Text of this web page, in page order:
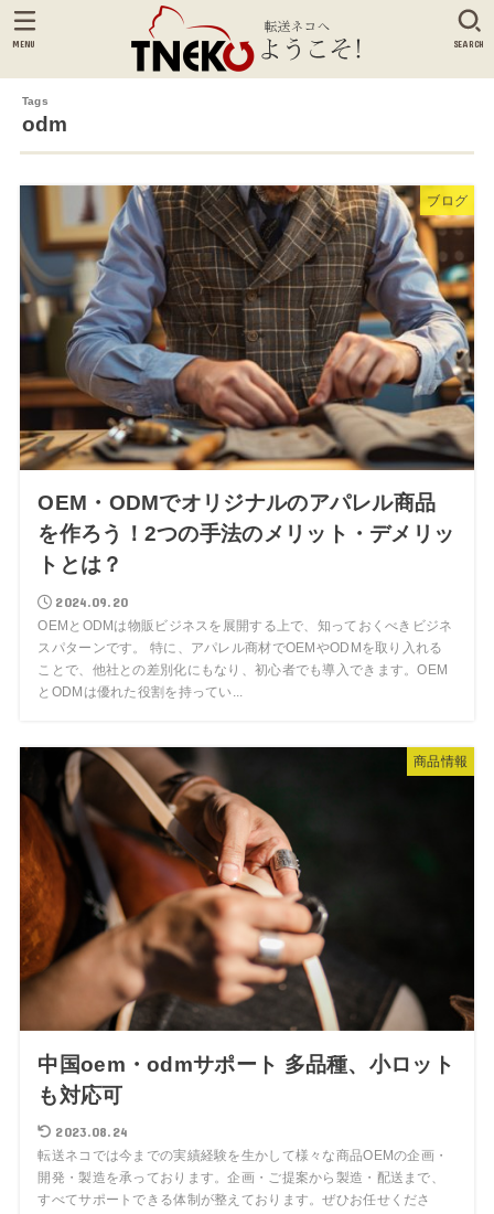
SEARCH
MENU
odm
ブログ
OEM・ODMでオリジナルのアパレル商品
を作ろう！2つの手法のメリット・デメリッ
トとは？
2024.09.20
OEMとODMは物販ビジネスを展開する上で、知っておくべきビジネ
スパターンです。 特に、アパレル商材でOEMやODMを取り入れる
ことで、他社との差別化にもなり、初心者でも導入できます。OEM
とODMは優れた役割を持ってい...
商品情報
中国oem・odmサポート 多品種、小ロット
も対応可
2023.08.24
転送ネコでは今までの実績経験を生かして様々な商品OEMの企画・
開発・製造を承っております。企画・ご提案から製造・配送まで、
すべてサポートできる体制が整えております。ぜひお任せくださ